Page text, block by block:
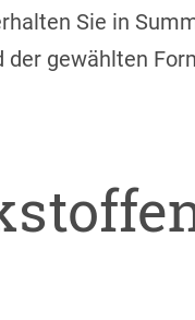
Sie in
gewählten